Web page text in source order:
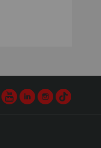
YoutubeLinkedinInstagram
TikTok